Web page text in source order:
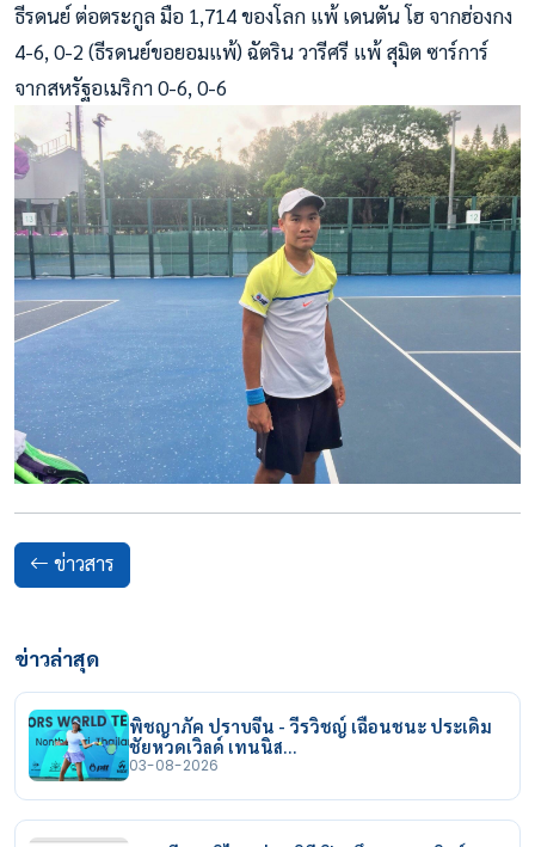
ธีรดนย์ ต่อตระกูล มือ 1,714 ของโลก แพ้ เดนตัน โฮ จากฮ่องกง
4-6, 0-2 (ธีรดนย์ขอยอมแพ้) ฉัตริน วารีศรี แพ้ สุมิต ซาร์การ์
จากสหรัฐอเมริกา 0-6, 0-6
ข่าวสาร
ข่าวล่าสุด
พิชญาภัค ปราบจีน - วีรวิชญ์ เฉือนชนะ ประเดิม
ชัยหวดเวิลด์ เทนนิส…
03-08-2026